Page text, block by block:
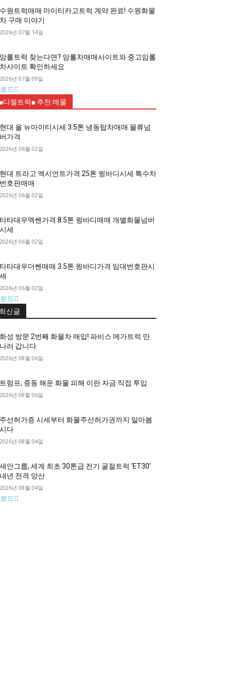
수원트럭매매 마이티카고트럭 계약 완료! 수원화물
차 구매 이야기
2026년 07월 14일
암롤트럭 찾는다면? 암롤차매매사이트와 중고암롤
차사이트 확인하세요
2026년 07월 09일
드
디젤트럭■ 추천.매물
현대 올 뉴마이티시세 3.5톤 냉동탑차매매 물류넘
버가격
2026년 06월 02일
현대 트라고 엑시언트가격 25톤 윙바디시세 특수차
번호판매매
2026년 06월 02일
타타대우맥쎈가격 8.5톤 윙바디매매 개별화물넘버
시세
2026년 06월 02일
타타대우더쎈매매 3.5톤 윙바디가격 임대번호판시
세
2026년 06월 02일
드
신글
화성 방문 2번째 화물차 매입! 파비스 메가트럭 만
나러 갑니다
2026년 08월 06일
트럼프, 중동 해운·화물 피해 이란 자금 직접 투입
2026년 08월 06일
주선허가증 시세부터 화물주선허가권까지 알아봅
시다
2026년 08월 04일
새안그룹, 세계 최초 30톤급 전기 굴절트럭 ‘ET30’
내년 전격 양산
2026년 08월 04일
드